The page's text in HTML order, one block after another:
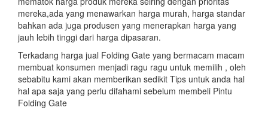
mereka,ada yang menawarkan harga murah, harga standar
bahkan ada juga produsen yang menerapkan harga yang
jauh lebih tinggi dari harga dipasaran.
Terkadang harga jual Folding Gate yang bermacam macam
membuat konsumen menjadi ragu ragu untuk memilih , oleh
sebabitu kami akan memberikan sedikit Tips untuk anda hal
hal apa saja yang perlu difahami sebelum membeli Pintu
Folding Gate